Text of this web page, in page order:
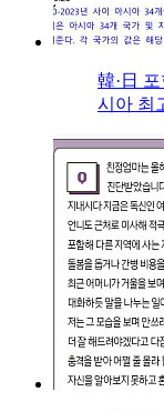
韓·日
시아 최